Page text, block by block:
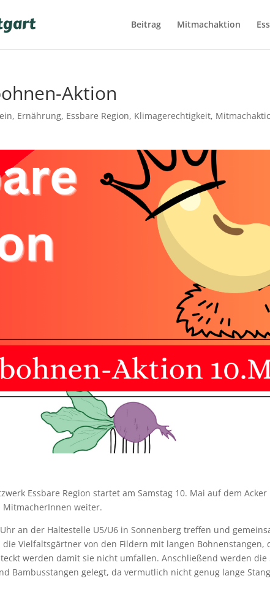
Beitrag Mitmachaktion
Aktion
, Ernährung, Essbare Region, Klimagerechtigkeit,
Essbare Region startet am Samstag 10. Mai auf dem
weiter.
an der Haltestelle U5/U6 in Sonnenberg treffen und
Vielfaltsgärtner von den Fildern mit langen Bohnenstangen,
werden damit sie nicht umfallen. Anschließend werden die
Bambusstangen gelegt, da vermutlich nicht genug lange